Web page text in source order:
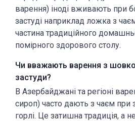
варення) іноді вживають при
застуді наприклад ложка з
частина традиційного
помірного здорового столу.
Чи вважають варення з
застуди?
В Азербайджані та регіоні
сироп) часто дають з чаєм при
горлі. Це затишна традиція, а